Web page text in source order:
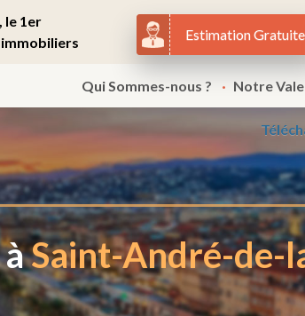
le 1er
Qui Sommes-nous ?
Notre
Estimation Gratuite
àSaint-André-de-